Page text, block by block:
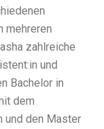
mehreren
zahlreiche
und
Bachelor in
dem
und den Master